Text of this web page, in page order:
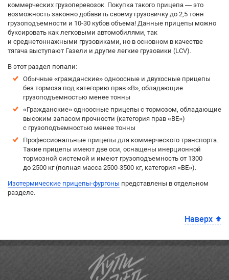
коммерческих грузоперевозок. Покупка такого прицепа — это
возможность законно добавить своему грузовичку до 2,5 тонн
грузоподъемности и 10-30 кубов объема! Данные прицепы можно
буксировать как легковыми автомобилями, так
и среднетоннажными грузовиками, но в основном в качестве
тягача выступают Газели и другие легкие грузовики (LCV).
В этот раздел попали:
Обычные «гражданские» одноосные и двухосные прицепы
без тормоза под категорию прав «B», обладающие
грузоподъемностью менее тонны
«Гражданские» одноосные прицепы с тормозом, обладающие
высоким запасом прочности (категория прав «BE»)
с грузоподъемностью менее тонны
Профессиональные прицепы для коммерческого транспорта.
Такие прицепы имеют две оси, оснащены инерционной
тормозной системой и имеют грузоподъемность от 1300
до 2500 кг (полная масса 2500-3500 кг, категория «BE»).
Изотермические прицепы-фургоны представлены в отдельном
разделе.
Наверх